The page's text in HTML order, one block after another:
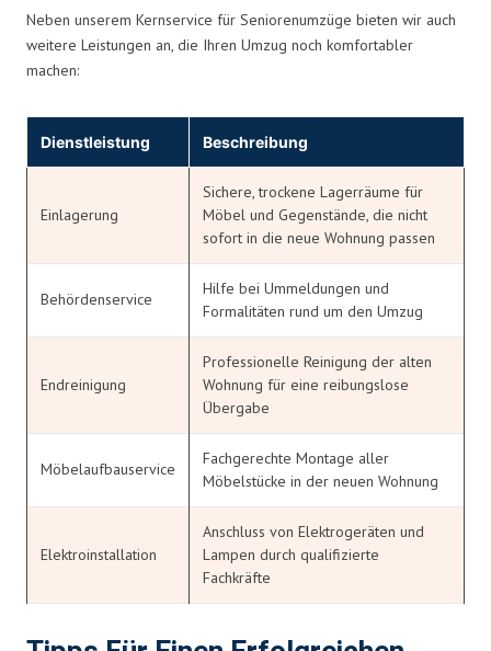
Neben unserem Kernservice für Seniorenumzüge bieten wir auch
weitere Leistungen an, die Ihren Umzug noch komfortabler
machen:
Dienstleistung Beschreibung
Einlagerung
Sichere, trockene Lagerräume für
Möbel und Gegenstände, die nicht
sofort in die neue Wohnung passen
Behördenservice
Hilfe bei Ummeldungen und
Formalitäten rund um den Umzug
Endreinigung
Professionelle Reinigung der alten
Wohnung für eine reibungslose
Übergabe
Möbelaufbauservice
Fachgerechte Montage aller
Möbelstücke in der neuen Wohnung
Elektroinstallation
Anschluss von Elektrogeräten und
Lampen durch qualifizierte
Fachkräfte